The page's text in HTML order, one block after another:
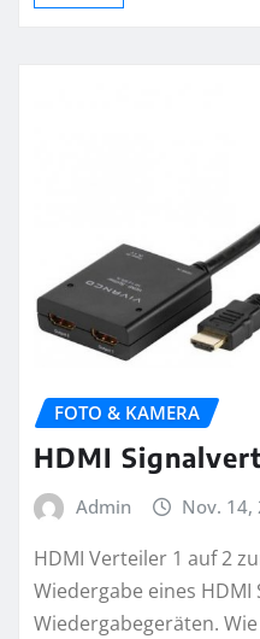
FOTO & KAMERA
HDMI
Admin Nov. 14,
HDMI Verteiler 1 auf 2
Wiedergabe eines HDMI
Wiedergabegeräten.